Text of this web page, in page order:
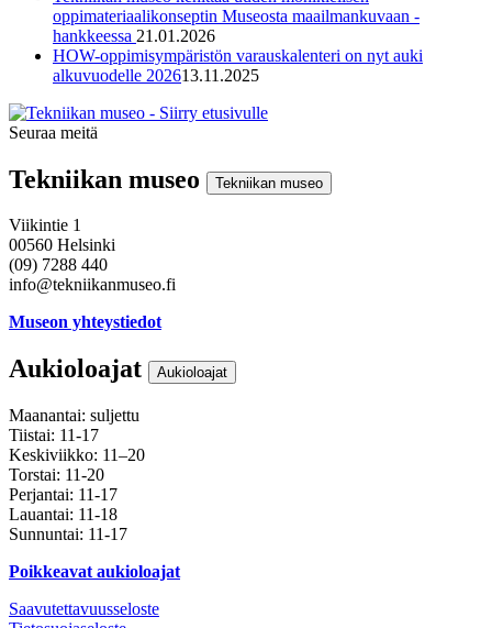
oppimateriaalikonseptin Museosta maailmankuvaan -
hankkeessa 21.01.2026
HOW-oppimisympäristön varauskalenteri on nyt auki
alkuvuodelle 202613.11.2025
Seuraa meitä
Tekniikan museo Tekniikan museo
Viikintie 1
00560 Helsinki
(09) 7288 440
info@tekniikanmuseo.fi
Museon yhteystiedot
Aukioloajat Aukioloajat
Maanantai: suljettu
Tiistai: 11-17
Keskiviikko: 11–20
Torstai: 11-20
Perjantai: 11-17
Lauantai: 11-18
Sunnuntai: 11-17
Poikkeavat aukioloajat
Saavutettavuusseloste